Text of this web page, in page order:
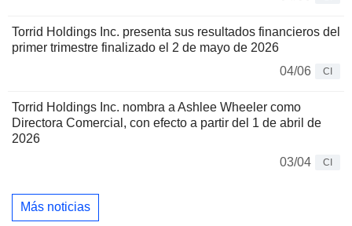
Torrid Holdings Inc. presenta sus resultados financieros del
primer trimestre finalizado el 2 de mayo de 2026
04/06
CI
Torrid Holdings Inc. nombra a Ashlee Wheeler como
Directora Comercial, con efecto a partir del 1 de abril de
2026
03/04
CI
Más noticias